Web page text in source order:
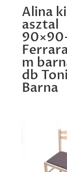
Alina
asztal
m
db
Barna